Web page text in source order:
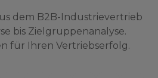
dem B2B-Industrievertrieb
bis Zielgruppenanalyse.
für Ihren Vertriebserfolg.